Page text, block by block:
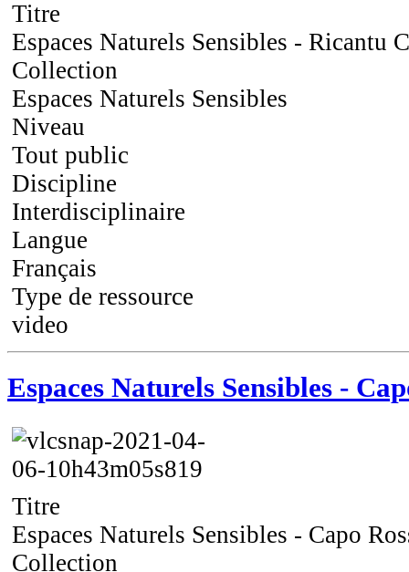
Titre
Espaces Naturels Sensibles - Ricantu
Collection
Espaces Naturels Sensibles
Niveau
Tout public
Discipline
Interdisciplinaire
Langue
Français
Type de ressource
video
Espaces Naturels Sensibles -
Titre
Espaces Naturels Sensibles - Capo
Collection